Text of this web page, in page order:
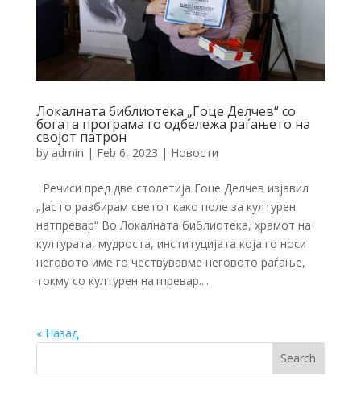
Локалната библиотека „Гоце Делчев“ со
богата програма го одбележа раѓањето на
својот патрон
by admin | Feb 6, 2023 | Новости
Речиси пред две столетија Гоце Делчев изјавил
„Јас го разбирам светот како поле за културен
натпревар“ Во Локалната библиотека, храмот на
културата, мудроста, институцијата која го носи
неговото име го чествувавме неговото раѓање,
токму со културен натпревар....
« Назад
Search